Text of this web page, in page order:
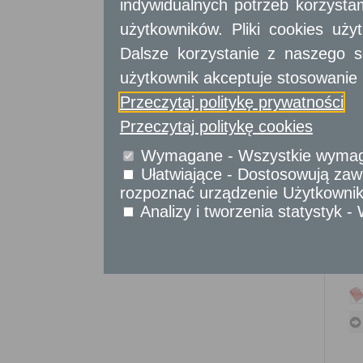
Sprawy obywatelskie
Udostępnianie informacji publicznej
Urząd Stanu Cywilnego
Usługi
dla przedsiębiorców
Usługi
dla instytucji,
urzędów
indywidualnych potrzeb
użytkowników. Pliki cookies
Dalsze korzystanie z naszego
użytkownik akceptuje stosowanie
Przeczytaj politykę prywatności
Przeczytaj politykę cookies
Wymagane - Wszystkie
Ułatwiające - Dostosowują
rozpoznać urządzenie
Analizy i tworzenia statystyk -